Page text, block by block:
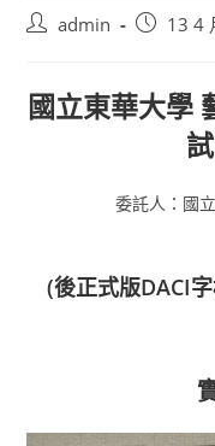
Postadmin
Post13 4
國立東華大學
委託人：國
(後正式版DACI